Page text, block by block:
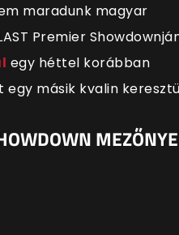
maradunk magyar
Premier
egy héttel korábban
másik kvalin
MEZŐNYE